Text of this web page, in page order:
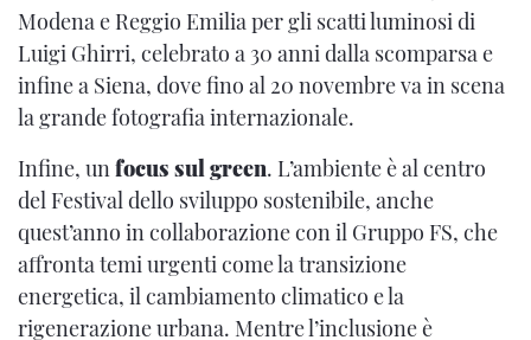
Modena e Reggio Emilia per gli scatti luminosi di
Luigi Ghirri, celebrato a 30 anni dalla scomparsa e
infine a Siena, dove fino al 20 novembre va in scena
la grande fotografia internazionale.
Infine, unfocus sul green. L’ambiente è al centro
del Festival dello sviluppo sostenibile, anche
quest’anno in collaborazione con il Gruppo FS, che
affronta temi urgenti come la transizione
energetica, il cambiamento climatico e la
rigenerazione urbana. Mentre l’inclusione è